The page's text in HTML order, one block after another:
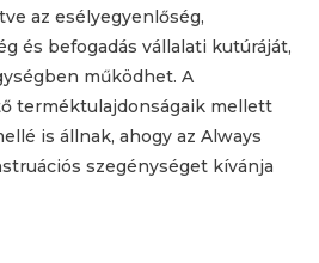
az esélyegyenlőség,
és befogadás vállalati kutúráját,
működhet. A
terméktulajdonságaik mellett
is állnak, ahogy az Always
szegénységet kívánja